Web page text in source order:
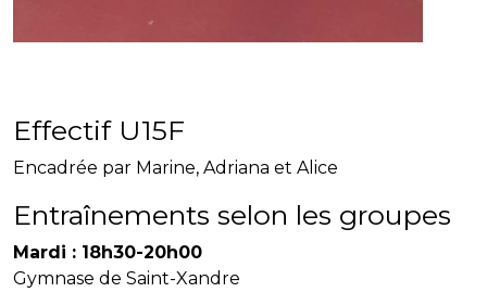
Effectif U15F
Encadrée par Marine, Adriana et Alice
Entraînements selon les groupes
Mardi : 18h30-20h00
Gymnase de Saint-Xandre